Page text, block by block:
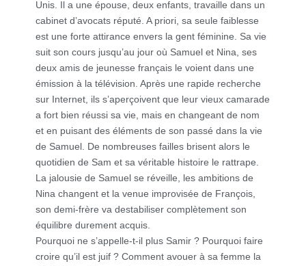
Unis. Il a une épouse, deux enfants, travaille dans un
cabinet d’avocats réputé. A priori, sa seule faiblesse
est une forte attirance envers la gent féminine. Sa vie
suit son cours jusqu’au jour où Samuel et Nina, ses
deux amis de jeunesse français le voient dans une
émission à la télévision. Après une rapide recherche
sur Internet, ils s’aperçoivent que leur vieux camarade
a fort bien réussi sa vie, mais en changeant de nom
et en puisant des éléments de son passé dans la vie
de Samuel. De nombreuses failles brisent alors le
quotidien de Sam et sa véritable histoire le rattrape.
La jalousie de Samuel se réveille, les ambitions de
Nina changent et la venue improvisée de François,
son demi-frère va destabiliser complètement son
équilibre durement acquis.
Pourquoi ne s’appelle-t-il plus Samir ? Pourquoi faire
croire qu’il est juif ? Comment avouer à sa femme la